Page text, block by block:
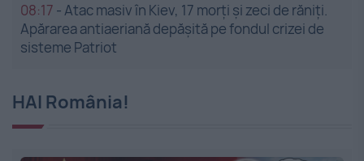
08:17 -Atac masiv în Kiev, 17 morți și zeci de răniți.
Apărarea antiaeriană depășită pe fondul crizei de
sisteme Patriot
HAI România!